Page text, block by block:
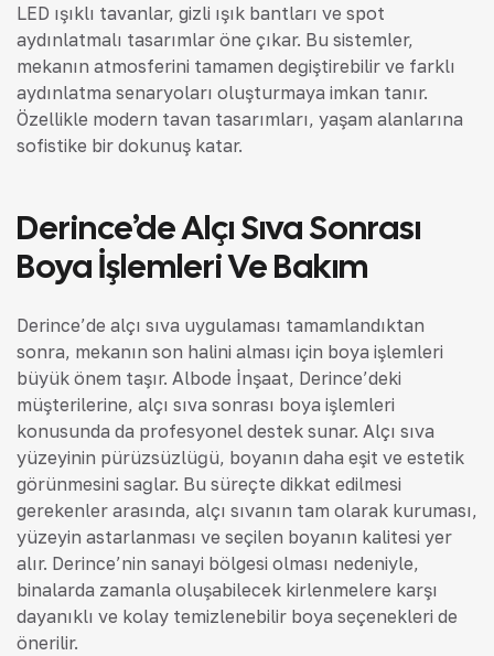
LED ışıklı tavanlar, gizli ışık bantları ve spot
aydınlatmalı tasarımlar öne çıkar. Bu sistemler,
mekanın atmosferini tamamen değiştirebilir ve farklı
aydınlatma senaryoları oluşturmaya imkan tanır.
Özellikle modern tavan tasarımları, yaşam alanlarına
sofistike bir dokunuş katar.
Derince’de Alçı Sıva Sonrası
Boya İşlemleri Ve Bakım
Derince’de alçı sıva uygulaması tamamlandıktan
sonra, mekanın son halini alması için boya işlemleri
büyük önem taşır. Albode İnşaat, Derince’deki
müşterilerine, alçı sıva sonrası boya işlemleri
konusunda da profesyonel destek sunar. Alçı sıva
yüzeyinin pürüzsüzlüğü, boyanın daha eşit ve estetik
görünmesini sağlar. Bu süreçte dikkat edilmesi
gerekenler arasında, alçı sıvanın tam olarak kuruması,
yüzeyin astarlanması ve seçilen boyanın kalitesi yer
alır. Derince’nin sanayi bölgesi olması nedeniyle,
binalarda zamanla oluşabilecek kirlenmelere karşı
dayanıklı ve kolay temizlenebilir boya seçenekleri de
önerilir.